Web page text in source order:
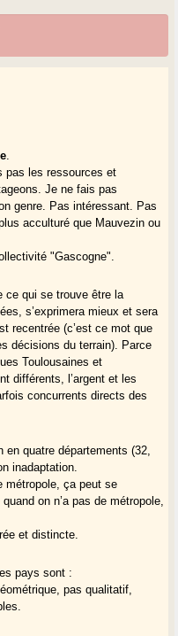
pas les ressources et
Je ne fais pas
genre. Pas intéressant. Pas
acculturé que Mauvezin ou
"Gascogne".
ce qui se trouve être la
s’exprimera mieux et sera
recentrée (c’est ce mot que
décisions du terrain). Parce
Toulousaines et
différents, l’argent et les
concurrents directs des
quatre départements (32,
inadaptation.
métropole, ça peut se
on n’a pas de métropole,
et distincte.
pays sont :
pas qualitatif,